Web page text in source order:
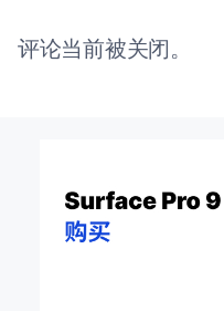
评论当前被关闭。